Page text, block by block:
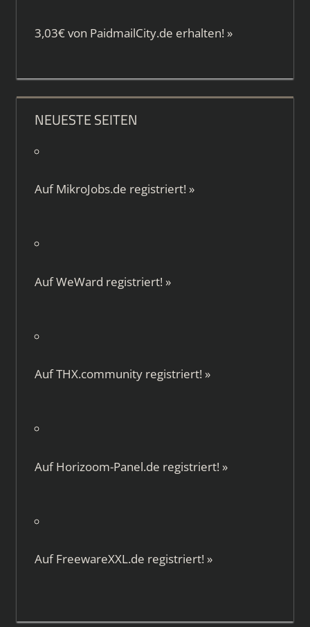
3,03€ von PaidmailCity.de erhalten! »
NEUESTE SEITEN
AufMikroJobs.de registriert! »
AufWeWard registriert! »
AufTHX.communityregistriert! »
AufHorizoom-Panel.de registriert! »
AufFreewareXXL.de registriert! »